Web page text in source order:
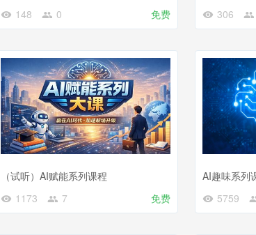
148
0 免费
306
（试听）AI赋能系列课程
1173
7 免费
AI趣味系列
5759